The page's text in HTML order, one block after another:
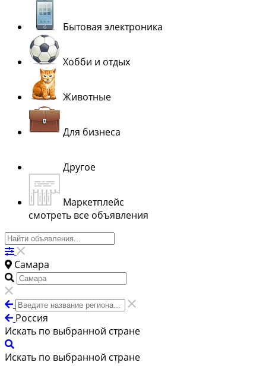
Бытовая электроника
Хобби и отдых
Животные
Для бизнеса
Другое
Маркетплейс
смотреть все объявления
Самара
Россия
Искать по выбранной стране
Искать по выбранной стране